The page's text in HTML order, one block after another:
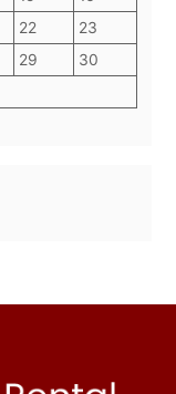
22
23
29
30